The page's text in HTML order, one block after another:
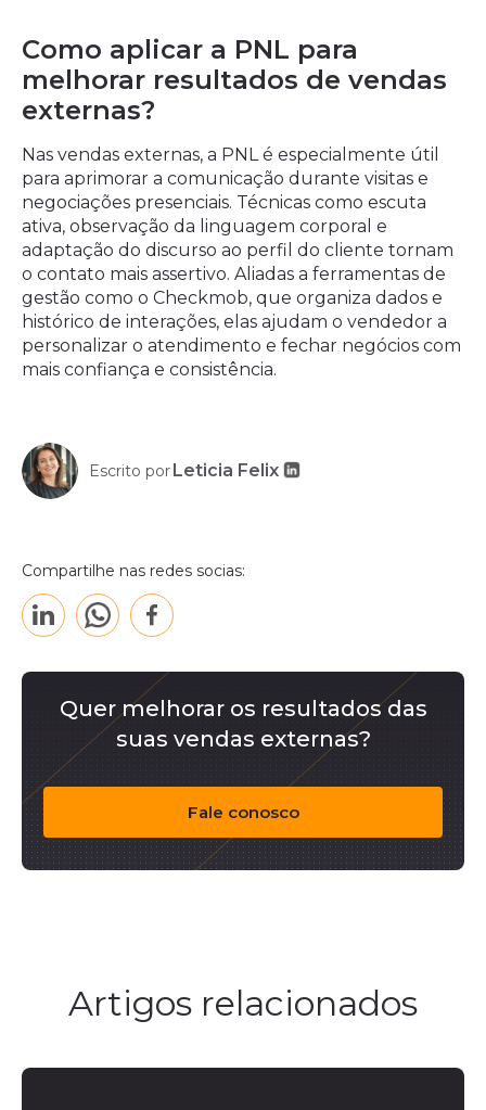
Como aplicar a PNL para
melhorar resultados de vendas
externas?
Nas vendas externas, a PNL é especialmente útil
para aprimorar a comunicação durante visitas e
negociações presenciais. Técnicas como escuta
ativa, observação da linguagem corporal e
adaptação do discurso ao perfil do cliente tornam
o contato mais assertivo. Aliadas a ferramentas de
gestão como o Checkmob, que organiza dados e
histórico de interações, elas ajudam o vendedor a
personalizar o atendimento e fechar negócios com
mais confiança e consistência.
Escrito por Leticia Felix
Quer melhorar os resultados das
suas vendas externas?
Fale conosco
Compartilhe nas redes socias:
Artigos relacionados